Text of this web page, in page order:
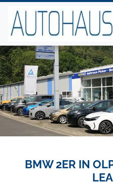
BMW 2ER IN